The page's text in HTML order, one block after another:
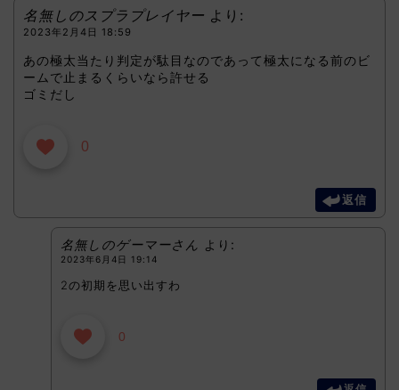
名無しのスプラプレイヤー より:
2023年2月4日 18:59
あの極太当たり判定が駄目なのであって極太になる前のビ
ームで止まるくらいなら許せる
ゴミだし
0
返信
名無しのゲーマーさん より:
2023年6月4日 19:14
2の初期を思い出すわ
0